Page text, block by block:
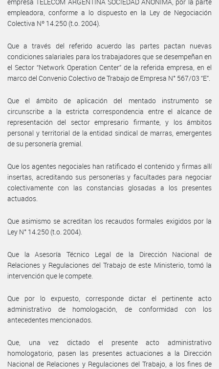
empleadora, conforme a lo dispuesto en la Ley de Negociación
Colectiva Nº 14.250 (t.o. 2004).
Que a través del referido acuerdo las partes pactan nuevas
condiciones salariales para los trabajadores que se desempeñan en
el Sector “Network Operation Center” de la referida empresa, en el
marco del Convenio Colectivo de Trabajo de Empresa N° 567/03 “E”.
Que el ámbito de aplicación del mentado instrumento se
circunscribe a la estricta correspondencia entre el alcance de
representación del sector empresario firmante, y los ámbitos
personal y territorial de la entidad sindical de marras, emergentes
de su personería gremial.
Que los agentes negociales han ratificado el contenido y firmas allí
insertas, acreditando sus personerías y facultades para negociar
colectivamente con las constancias glosadas a los presentes
actuados.
Que asimismo se acreditan los recaudos formales exigidos por la
Ley N° 14.250 (t.o. 2004).
Que la Asesoría Técnico Legal de la Dirección Nacional de
Relaciones y Regulaciones del Trabajo de este Ministerio, tomó la
intervención que le compete.
Que por lo expuesto, corresponde dictar el pertinente acto
administrativo de homologación, de conformidad con los
antecedentes mencionados.
Que, una vez dictado el presente acto administrativo
homologatorio, pasen las presentes actuaciones a la Dirección
Nacional de Relaciones y Regulaciones del Trabajo, a los fines de